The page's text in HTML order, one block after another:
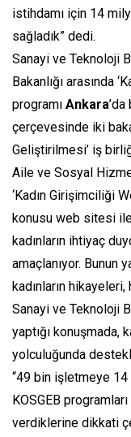
istihdamı için 14
sağladık” dedi.
Sanayi ve Teknoloji
Bakanlığı arasında
programı Ankara
çerçevesinde iki
Geliştirilmesi’ iş
Aile ve Sosyal
‘Kadın Girişimciliği
konusu web sitesi
kadınların ihtiyaç
amaçlanıyor. Bunun
kadınların
Sanayi ve Teknoloji
yaptığı konuşmada,
yolculuğunda
“49 bin işletmeye 14
KOSGEB
verdiklerine dikkati